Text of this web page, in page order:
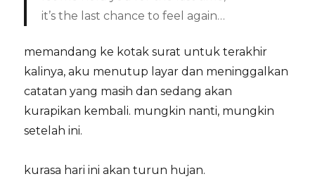
it’s the last chance to feel again…
memandang ke kotak surat untuk terakhir
kalinya, aku menutup layar dan meninggalkan
catatan yang masih dan sedang akan
kurapikan kembali. mungkin nanti, mungkin
setelah ini.
kurasa hari ini akan turun hujan.